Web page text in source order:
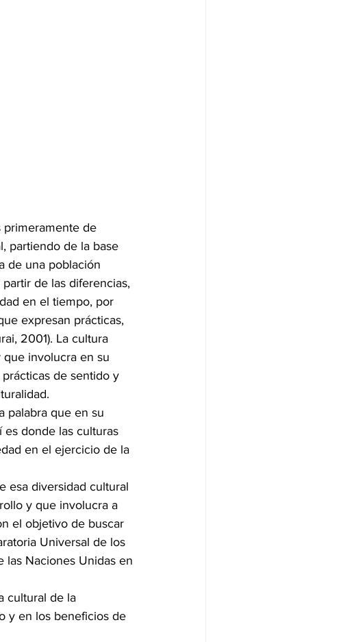
primeramente de
partiendo de la base
de una población
de las diferencias,
en el tiempo, por
expresan prácticas,
2001). La cultura
involucra en su
de sentido y
palabra que en su
es donde las culturas
en el ejercicio de la
esa diversidad cultural
y que involucra a
el objetivo de buscar
Universal de los
las Naciones Unidas en
y en los beneficios de